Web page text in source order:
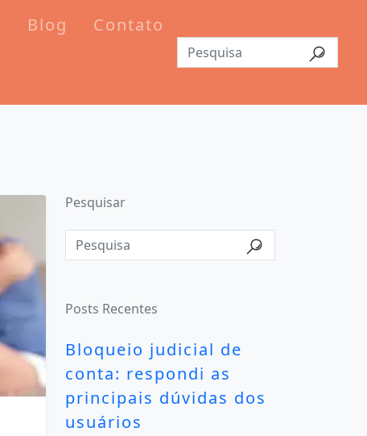
Blog Contato
Pesquisar
Posts Recentes
Bloqueio judicial de
conta: respondi as
principais dúvidas dos
usuários